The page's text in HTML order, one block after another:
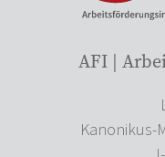
AFI |
Kanonikus-